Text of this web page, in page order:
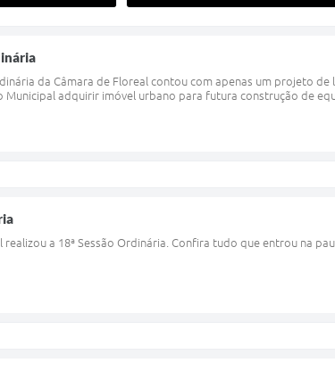
da Câmara de Floreal contou com apenas um projeto
Municipal adquirir imóvel urbano para futura construção de
a 18ª Sessão Ordinária. Confira tudo que entrou na